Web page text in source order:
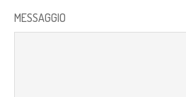
MESSAGGIO